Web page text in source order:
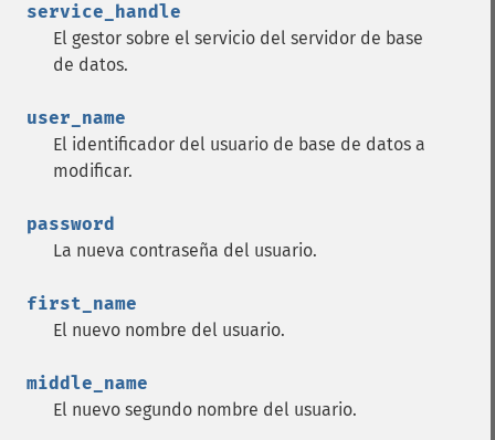
service_handle
El gestor sobre el servicio del servidor de base
de datos.
user_name
El identificador del usuario de base de datos a
modificar.
password
La nueva contraseña del usuario.
first_name
El nuevo nombre del usuario.
middle_name
El nuevo segundo nombre del usuario.